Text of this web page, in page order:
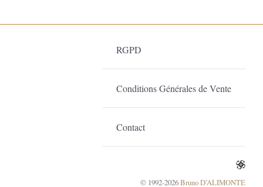
RGPD
Conditions Générales de Vente
Contact
© 1992-2026Bruno D’ALIMONTE